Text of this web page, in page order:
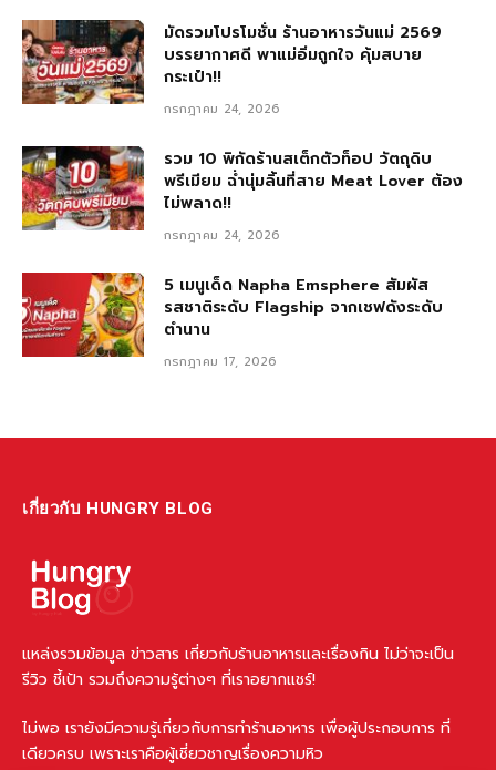
มัดรวมโปรโมชั่น ร้านอาหารวันแม่ 2569
บรรยากาศดี พาแม่อิ่มถูกใจ คุ้มสบาย
กระเป๋า!!
กรกฎาคม 24, 2026
รวม 10 พิกัดร้านสเต็กตัวท็อป วัตถุดิบ
พรีเมียม ฉ่ำนุ่มลิ้นที่สาย Meat Lover ต้อง
ไม่พลาด!!
กรกฎาคม 24, 2026
5 เมนูเด็ด Napha Emsphere สัมผัส
รสชาติระดับ Flagship จากเชฟดังระดับ
ตำนาน
กรกฎาคม 17, 2026
เกี่ยวกับ HUNGRY BLOG
แหล่งรวมข้อมูล ข่าวสาร เกี่ยวกับร้านอาหารและเรื่องกิน ไม่ว่าจะเป็น
รีวิว ชี้เป้า รวมถึงความรู้ต่างๆ ที่เราอยากแชร์!
ไม่พอ เรายังมีความรู้เกี่ยวกับการทำร้านอาหาร เพื่อผู้ประกอบการ ที่
เดียวครบ เพราะเราคือผู้เชี่ยวชาญเรื่องความหิว